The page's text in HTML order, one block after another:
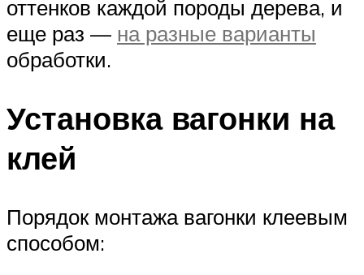
оттенков каждой породы дерева, и
еще раз — на разные варианты
обработки.
Установка вагонки на
клей
Порядок монтажа вагонки клеевым
способом: